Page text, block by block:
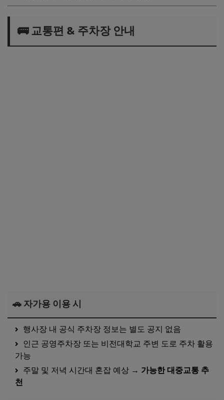
🚌 교통편 & 주차장 안내
🚗 자가용 이용 시
행사장 내 공식 주차장 정보는 별도 공지 없음
인근 공영주차장 또는 비전대학교 주변 도로 주차 활용
가능
주말 및 저녁 시간대 혼잡 예상 → 가능한 대중교통 추
천